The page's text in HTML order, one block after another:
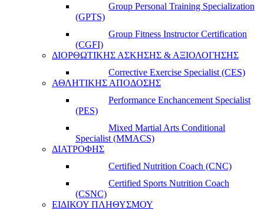
Group Personal Training Specialization
(GPTS)
Group Fitness Instructor Certification
(CGFI)
ΔΙΟΡΘΩΤΙΚΗΣ ΑΣΚΗΣΗΣ & ΑΞΙΟΛΟΓΗΣΗΣ
Corrective Exercise Specialist (CES)
ΑΘΛΗΤΙΚΗΣ ΑΠΟΔΟΣΗΣ
Performance Enchancement Specialist
(PES)
Mixed Martial Arts Conditional
Specialist (MMACS)
ΔΙΑΤΡΟΦΗΣ
Certified Nutrition Coach (CNC)
Certified Sports Nutrition Coach
(CSNC)
ΕΙΔΙΚΟΥ ΠΛΗΘΥΣΜΟΥ